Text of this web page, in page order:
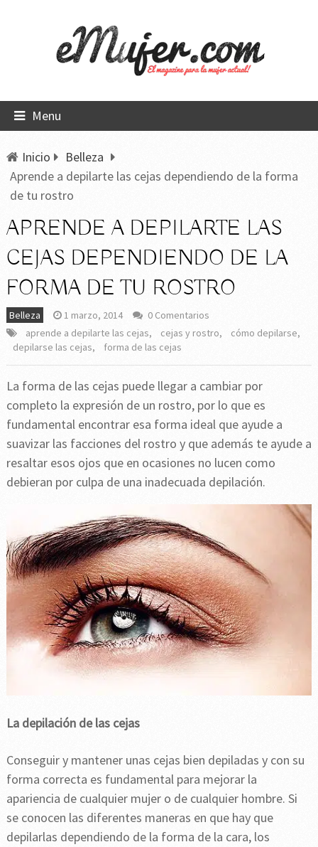
Menu
Inicio
Belleza
Aprende a depilarte las cejas dependiendo de la forma
de tu rostro
APRENDE A DEPILARTE LAS
CEJAS DEPENDIENDO DE LA
FORMA DE TU ROSTRO
Belleza 1 marzo, 2014
0 Comentarios
aprende a depilarte las cejas, cejas y rostro, cómo depilarse,
depilarse las cejas, forma de las cejas
La forma de las cejas puede llegar a cambiar por
completo la expresión de un rostro, por lo que es
fundamental encontrar esa forma ideal que ayude a
suavizar las facciones del rostro y que además te ayude a
resaltar esos ojos que en ocasiones no lucen como
debieran por culpa de una inadecuada depilación.
La depilación de las cejas
Conseguir y mantener unas cejas bien depiladas y con su
forma correcta es fundamental para mejorar la
apariencia de cualquier mujer o de cualquier hombre. Si
se conocen las diferentes maneras en que hay que
depilarlas dependiendo de la forma de la cara, los